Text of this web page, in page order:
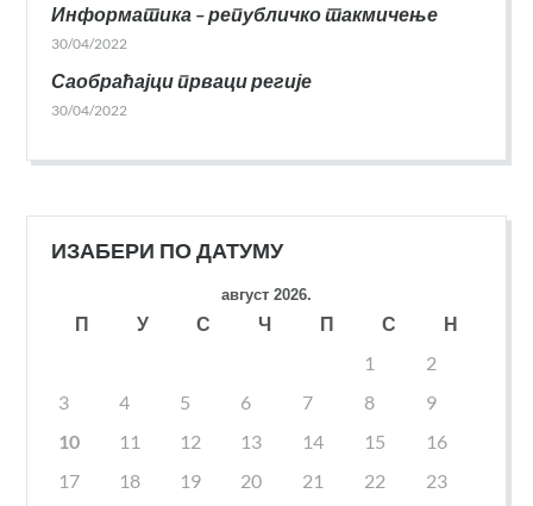
Информатика – републичко такмичење
30/04/2022
Саобраћајци прваци регије
30/04/2022
ИЗАБЕРИ ПО ДАТУМУ
август 2026.
П У С Ч П С
Н
1
2
3
4 5 6 7 8
9
10
11 12 13 14 15
16
17
18 19 20 21 22
23